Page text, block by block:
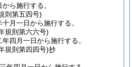
ら施行する。
則第五四号)
月一日から施行する。
規則第六六号)
四月一日から施行する。
規則第四四号)抄